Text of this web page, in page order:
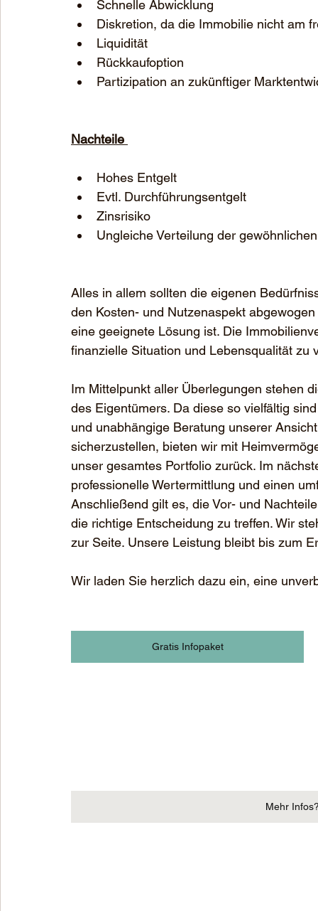
Schnelle Abwicklung
Diskretion, da die Immobilie nicht am
Liquidität
Rückkaufoption
Partizipation an zukünftiger
Nachteile
Hohes Entgelt
Evtl. Durchführungsentgelt
Zinsrisiko
Ungleiche Verteilung der
Alles in allem sollten die eigenen
den Kosten- und Nutzenaspekt
eine geeignete Lösung ist. Die
finanzielle Situation und Lebensqualität zu
Im Mittelpunkt aller Überlegungen stehen
des Eigentümers. Da diese so vielfältig
und unabhängige Beratung unserer
sicherzustellen, bieten wir mit
unser gesamtes Portfolio zurück. Im
professionelle Wertermittlung und einen
Anschließend gilt es, die Vor- und
die richtige Entscheidung zu treffen. Wir
zur Seite. Unsere Leistung bleibt bis zum
Wir laden Sie herzlich dazu ein, eine
Gratis Infopaket
Mehr